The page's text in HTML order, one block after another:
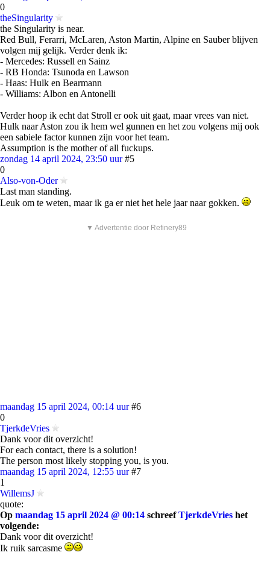
0
theSingularity
the Singularity is near.
Red Bull, Ferarri, McLaren, Aston Martin, Alpine en Sauber blijven
volgen mij gelijk. Verder denk ik:
- Mercedes: Russell en Sainz
- RB Honda: Tsunoda en Lawson
- Haas: Hulk en Bearmann
- Williams: Albon en Antonelli
Verder hoop ik echt dat Stroll er ook uit gaat, maar vrees van niet.
Hulk naar Aston zou ik hem wel gunnen en het zou volgens mij ook
een sabiele factor kunnen zijn voor het team.
Assumption is the mother of all fuckups.
zondag 14 april 2024, 23:50 uur #5
0
Also-von-Oder
Last man standing.
Leuk om te weten, maar ik ga er niet het hele jaar naar gokken.
▼ Advertentie door Refinery89
maandag 15 april 2024, 00:14 uur #6
0
TjerkdeVries
Dank voor dit overzicht!
For each contact, there is a solution!
The person most likely stopping you, is you.
maandag 15 april 2024, 12:55 uur #7
1
WillemsJ
quote:
Op maandag 15 april 2024 @ 00:14 schreefTjerkdeVries het
volgende:
Dank voor dit overzicht!
Ik ruik sarcasme